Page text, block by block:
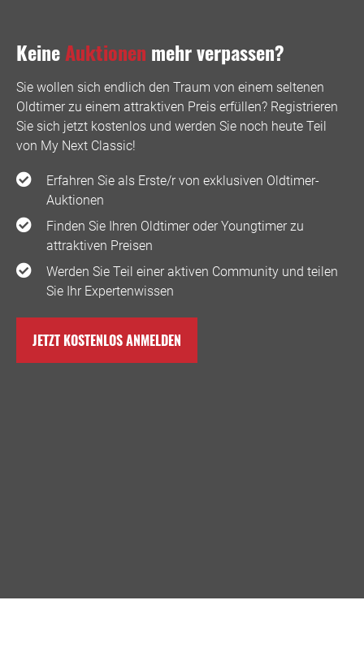
KeineAuktionen mehr verpassen?
Sie wollen sich endlich den Traum von einem seltenen
Oldtimer zu einem attraktiven Preis erfüllen? Registrieren
Sie sich jetzt kostenlos und werden Sie noch heute Teil
von My Next Classic! ️
Erfahren Sie als Erste/r von exklusiven Oldtimer-
Auktionen
Finden Sie Ihren Oldtimer oder Youngtimer zu
attraktiven Preisen
Werden Sie Teil einer aktiven Community und teilen
Sie Ihr Expertenwissen
JETZT KOSTENLOS ANMELDEN